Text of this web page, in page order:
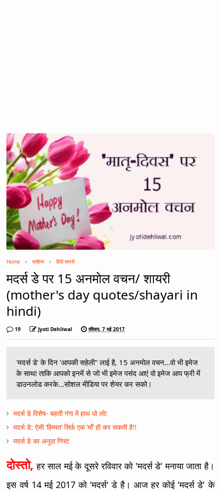
Home साहित्य हिंदी शायरी
मदर्स डे पर 15 अनमोल वचन/ शायरी
(mother's day quotes/shayari in
hindi)
19 Jyoti Dehliwal रविवार, 7 मई 2017
'मदर्स डे' के दिन 'आपकी सहेली" लाई है, 15 अनमोल वचन...वो भी इमेज
के साथ! ताकि आपको इनमें से जो भी इमेज पसंद आएं वो इमेज आप फ्री में
डाउनलोड करके...सोशल मीडिया पर शेयर कर सको।
मदर्स डे विशेष- बहती गंगा में हाथ धो लो!
मदर्स डे: ऐसी ‘हिम्मत’ सिर्फ़ एक ‘माँ’ ही कर सकती है!!
मदर्स डे का अनुठा गिफ्ट
दोस्तो, हर साल मई के दूसरे रविवार को 'मदर्स डे' मनाया जाता है।
इस वर्ष 14 मई 2017 को 'मदर्स' डे है। आज हर कोई 'मदर्स डे' के